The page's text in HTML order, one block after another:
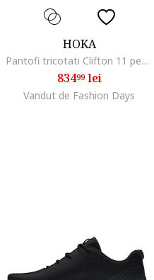
HOKA
Pantofi tricotati Clifton 11 pentru alergare, Roz prafuit
83499lei
Vandut de Fashion Days